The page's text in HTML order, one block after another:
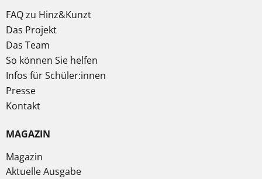
FAQ zu Hinz&Kunzt
Das Projekt
Das Team
So können Sie helfen
Infos für Schüler:innen
Presse
Kontakt
MAGAZIN
Magazin
Aktuelle Ausgabe